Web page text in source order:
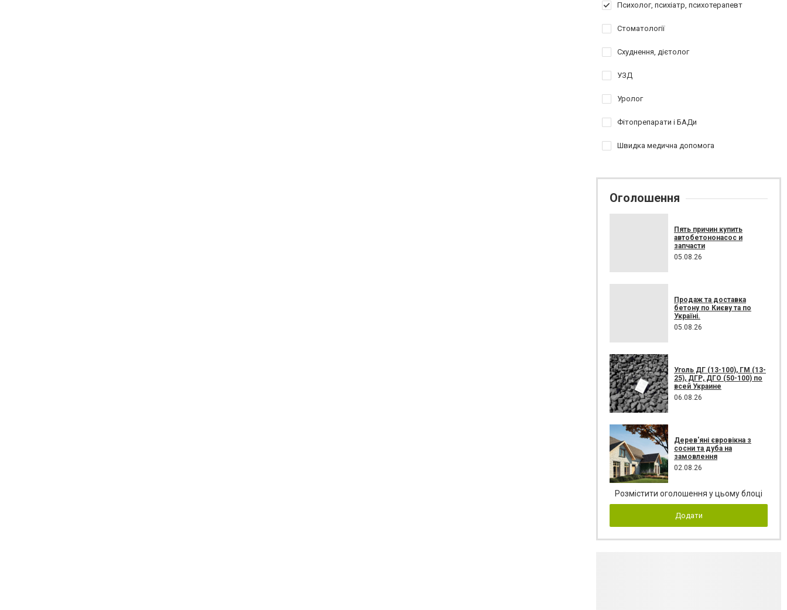
Психолог, психіатр, психотерапевт
Стоматології
Схуднення, дієтолог
УЗД
Уролог
Фітопрепарати і БАДи
Швидка медична допомога
Оголошення
Пять причин купить
автобетононасос и
запчасти
05.08.26
Продаж та доставка
бетону по Києву та по
Україні.
05.08.26
Уголь ДГ (13-100), ГМ (13-
25), ДГР, ДГО (50-100) по
всей Украине
06.08.26
Дерев'яні євровікна з
сосни та дуба на
замовлення
02.08.26
Розмістити оголошення у цьому блоці
Додати